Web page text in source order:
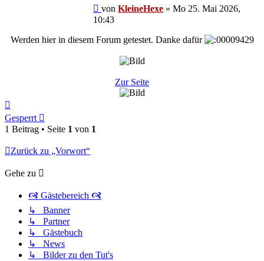
Beitrag
von KleineHexe » Mo 25. Mai 2026,
10:43
Werden hier in diesem Forum getestet. Danke dafür
Zur Seite
oben
Gesperrt
1 Beitrag • Seite 1 von 1
Zurück zu „Vorwort“
Gehe zu
🙧 Gästebereich 🙧
↳ Banner
↳ Partner
↳ Gästebuch
↳ News
↳ Bilder zu den Tut's